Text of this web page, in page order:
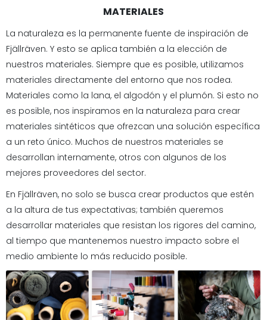
MATERIALES
La naturaleza es la permanente fuente de inspiración de
Fjällräven. Y esto se aplica también a la elección de
nuestros materiales. Siempre que es posible, utilizamos
materiales directamente del entorno que nos rodea.
Materiales como la lana, el algodón y el plumón. Si esto no
es posible, nos inspiramos en la naturaleza para crear
materiales sintéticos que ofrezcan una solución específica
a un reto único. Muchos de nuestros materiales se
desarrollan internamente, otros con algunos de los
mejores proveedores del sector.
En Fjällräven, no solo se busca crear productos que estén
a la altura de tus expectativas; también queremos
desarrollar materiales que resistan los rigores del camino,
al tiempo que mantenemos nuestro impacto sobre el
medio ambiente lo más reducido posible.